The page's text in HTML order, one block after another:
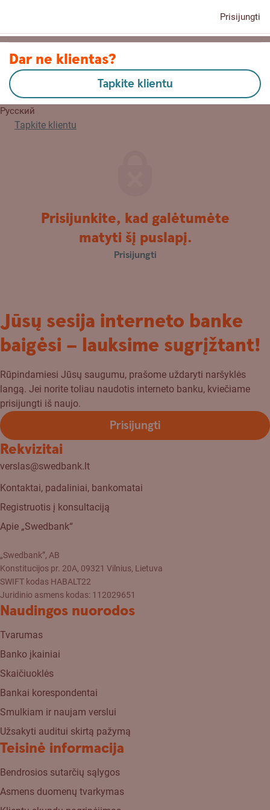
Prisijungti
English
Русский
Tapkite klientu
Dar ne klientas?
Tapkite klientu
Prisijunkite, kad galėtumėte
matyti šį puslapį.
Prisijungti
Jūsų sesija interneto banke
baigėsi – lauksime sugrįžtant!
Rūpindamiesi Jūsų saugumu, prašome uždaryti naršyklės
langą. Jei norite toliau naudotis interneto banku, kviečiame
prisijungti iš naujo.
Prisijungti
Rekvizitai
verslas@swedbank.lt
Kontaktai, padaliniai, bankomatai
Registruotis į konsultaciją
Apie „Swedbank“
„Swedbank”, AB
Konstitucijos pr. 20A, 09321 Vilnius, Lietuva
SWIFT kodas HABALT22
Juridinio asmens kodas: 112029651
Naudingos nuorodos
Tvarumas
Banko įkainiai
Skaičiuoklės
Bankai korespondentai
Smulkiam ir naujam verslui
Užsakyti auditui skirtą pažymą
Teisinė informacija
Bendrosios sutarčių sąlygos
Asmens duomenų tvarkymas